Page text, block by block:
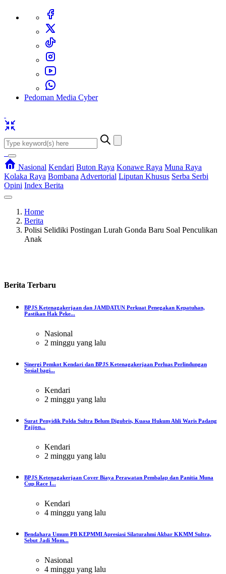
Pedoman Media Cyber
Nasional Kendari Buton Raya Konawe Raya Muna Raya
Kolaka Raya Bombana Advertorial Liputan Khusus Serba Serbi
Opini Index Berita
Home
Berita
Polisi Selidiki Postingan Lurah Gonda Baru Soal Penculikan
Anak
Berita Terbaru
BPJS Ketenagakerjaan dan JAMDATUN Perkuat Penegakan Kepatuhan,
Pastikan Hak Peke...
Nasional
2 minggu yang lalu
Sinergi Pemkot Kendari dan BPJS Ketenagakerjaan Perluas Perlindungan
Sosial bagi...
Kendari
2 minggu yang lalu
Surat Penyidik Polda Sultra Belum Digubris, Kuasa Hukum Ahli Waris Padang
Pajjon...
Kendari
2 minggu yang lalu
BPJS Ketenagakerjaan Cover Biaya Perawatan Pembalap dan Panitia Muna
Cup Race I...
Kendari
4 minggu yang lalu
Bendahara Umum PB KEPMMI Apresiasi Silaturahmi Akbar KKMM Sultra,
Sebut Jadi Mom...
Nasional
4 minggu yang lalu